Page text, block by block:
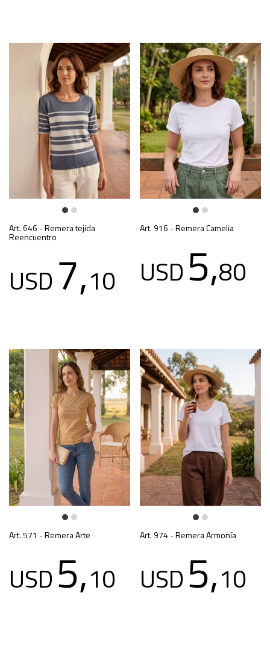
Art. 646 - Remera tejida
Reencuentro
USD7,10
Art. 916 - Remera Camelia
USD5,80
Art. 571 - Remera Arte
USD5,10
Art. 974 - Remera Armonía
USD5,10